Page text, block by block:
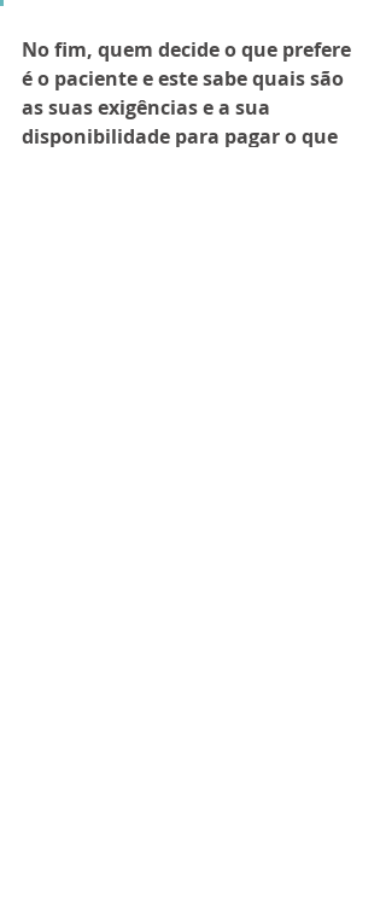
No fim, quem decide o que prefere
é o paciente e este sabe quais são
as suas exigências e a sua
disponibilidade para pagar o que